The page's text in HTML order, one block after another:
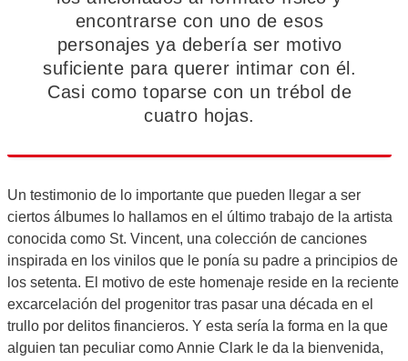
encontrarse con uno de esos
personajes ya debería ser motivo
suficiente para querer intimar con él.
Casi como toparse con un trébol de
cuatro hojas.
Un testimonio de lo importante que pueden llegar a ser
ciertos álbumes lo hallamos en el último trabajo de la artista
conocida como St. Vincent, una colección de canciones
inspirada en los vinilos que le ponía su padre a principios de
los setenta. El motivo de este homenaje reside en la reciente
excarcelación del progenitor tras pasar una década en el
trullo por delitos financieros. Y esta sería la forma en la que
alguien tan peculiar como Annie Clark le da la bienvenida,